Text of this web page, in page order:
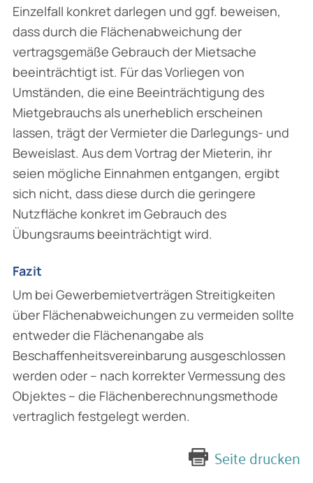
Einzelfall konkret darlegen und ggf. beweisen,
dass durch die Flächenabweichung der
vertragsgemäße Gebrauch der Mietsache
beeinträchtigt ist. Für das Vorliegen von
Umständen, die eine Beeinträchtigung des
Mietgebrauchs als unerheb­lich erscheinen
lassen, trägt der Vermieter die Darlegungs- und
Beweislast. Aus dem Vortrag der Mieterin, ihr
seien mögliche Einnahmen entgangen, ergibt
sich nicht, dass diese durch die geringere
Nutzfläche konkret im Gebrauch des
Übungsraums beeinträchtigt wird.
Fazit
Um bei Gewerbemietverträgen Streitigkeiten
über Flächenabweichungen zu vermeiden sollte
entweder die Flächenangabe als
Beschaffenheitsvereinbarung ausgeschlossen
werden oder – nach korrekter Vermessung des
Objektes – die Flächenberechnungsmethode
vertraglich fest­gelegt werden.
Seite drucken